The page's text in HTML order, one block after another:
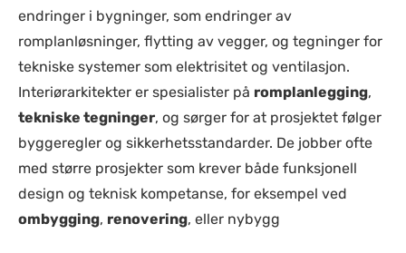
endringer i bygninger, som endringer av
romplanløsninger, flytting av vegger, og tegninger for
tekniske systemer som elektrisitet og ventilasjon.
Interiørarkitekter er spesialister på romplanlegging,
tekniske tegninger, og sørger for at prosjektet følger
byggeregler og sikkerhetsstandarder. De jobber ofte
med større prosjekter som krever både funksjonell
design og teknisk kompetanse, for eksempel ved
ombygging, renovering, eller nybygg​